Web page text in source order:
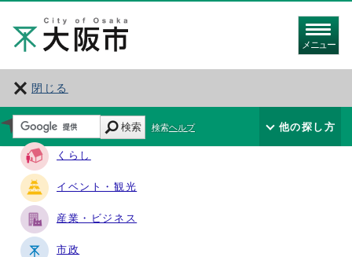
メニュー
閉じる
サイト・ナビ
くらし
イベント・観光
産業・ビジネス
市政
検索 検索ヘルプ 他の探し方